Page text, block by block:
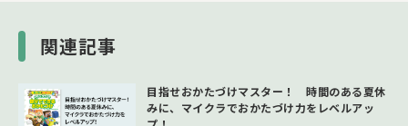
関連記事
目指せおかたづけマスター！ 時間のある夏休
みに、マイクラでおかたづけ力をレベルアッ